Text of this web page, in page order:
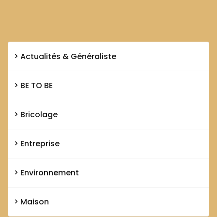
Actualités & Généraliste
BE TO BE
Bricolage
Entreprise
Environnement
Maison